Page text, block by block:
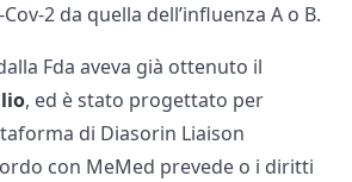
2 da quella dell’influenza A o B.
Fda aveva già ottenuto il
, ed è stato progettato per
di Diasorin Liaison
con MeMed prevede o i diritti